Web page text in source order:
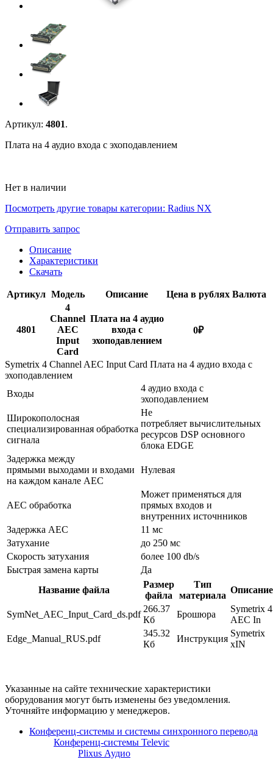
Артикул: 4801.
Плата на 4 аудио входа с эхоподавлением
Нет в наличии
Посмотреть другие товары категории: Radius NX
Отправить запрос
Описание
Характеристики
Скачать
Артикул Модель Описание Цена в рублях Валюта
4801
4
Channel
AEC
Input
Card
Плата на 4 аудио
входа с
эхоподавлением
0₽
Symetrix 4 Channel AEC Input Card Плата на 4 аудио входа с
эхоподавлением
Входы
4 аудио входа с
эхоподавлением
Широкополосная
специализированная обработка
сигнала
Не
потребляет вычислительных
ресурсов DSP основного
блока EDGE
Задержка между
прямыми выходами и входами
на каждом канале AEC
Нулевая
AEC обработка
Может применяться для
прямых входов и
внутренних источнников
Задержка AEC
11 мс
Затухание
до 250 мс
Скорость затухания
более 100 db/s
Быстрая замена карты
Да
Название файла
Размер
файла
Тип
материала
Описание
SymNet_AEC_Input_Card_ds.pdf
266.37
Кб
Брошюра
Symetrix 4
AEC In
Edge_Manual_RUS.pdf
345.32
Кб
Инструкция
Symetrix
xIN
Указанные на сайте технические характеристики
оборудования могут быть изменены без уведомления.
Уточняйте информацию у менеджеров.
Конференц-системы и системы синхронного перевода
Конференц-системы Televic
Plixus Аудио